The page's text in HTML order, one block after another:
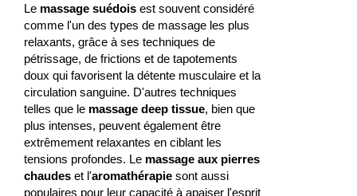
Le massage suédoisest souvent considéré
comme l'un des types de massage les plus
relaxants, grâce à ses techniques de
pétrissage, de frictions et de tapotements
doux qui favorisent la détente musculaire et la
circulation sanguine. D'autres techniques
telles que le massage deep tissue, bien que
plus intenses, peuvent également être
extrêmement relaxantes en ciblant les
tensions profondes. Le massage aux pierres
chaudeset l'aromathérapiesont aussi
populaires pour leur capacité à apaiser l'esprit